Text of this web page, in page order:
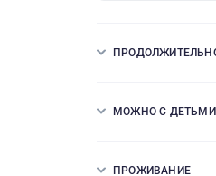
МОЖНО С ДЕТЬМИ
ПРОЖИВАНИЕ